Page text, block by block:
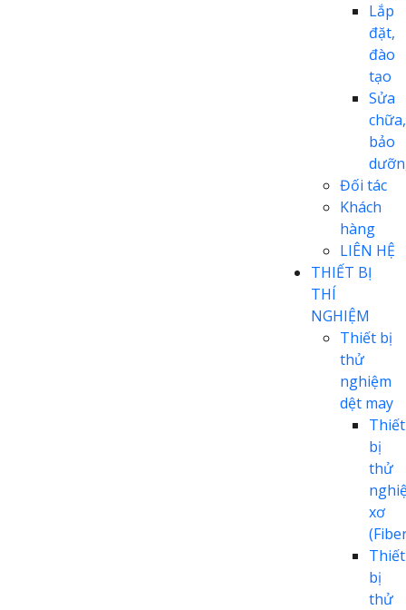
Lắp
đặt,
đào
tạo
Sửa
chữa,
bảo
Đối tác
Khách
hàng
LIÊN HỆ
THIẾT BỊ
THÍ
NGHIỆM
Thiết bị
thử
nghiệm
dệt may
Thiết
bị
thử
xơ
Thiết
bị
thử